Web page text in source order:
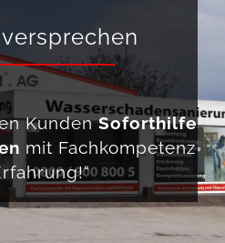
KundenSoforthilfe
mit Fachkompetenz